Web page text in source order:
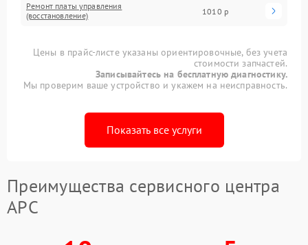
Ремонт платы управления
(восстановление)
1010 р
Цены в прайс-листе указаны ориентировочные, без учета
стоимости запчастей.
Записывайтесь на бесплатную диагностику.
Мы проверим ваше устройство и укажем на неисправность.
Показать все услуги
Преимущества сервисного центра
APC